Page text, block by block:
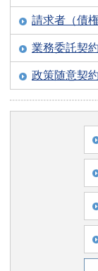
請求者（債
業務委託契
政策随意契